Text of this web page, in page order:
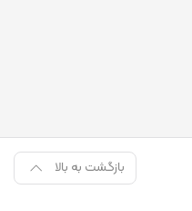
بازگشت به بالا